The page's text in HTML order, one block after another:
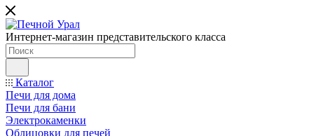
Интернет-магазин представительского класса
Каталог
Печи для дома
Печи для бани
Электрокаменки
Облицовки для печей